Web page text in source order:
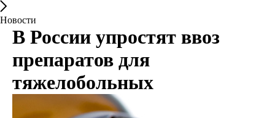
Новости
В России упростят ввоз
препаратов для
тяжелобольных